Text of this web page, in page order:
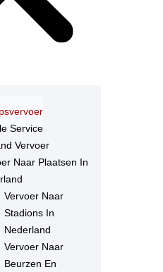
Service
Vervoer
Naar Plaatsen In
Vervoer Naar
Stadions In
Nederland
Vervoer Naar
Beurzen En